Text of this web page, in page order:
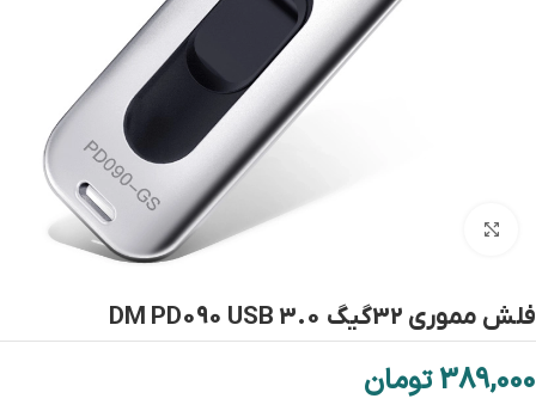
فلش مموری 32گیگ DM PD090 USB 3.0
389,000 تومان